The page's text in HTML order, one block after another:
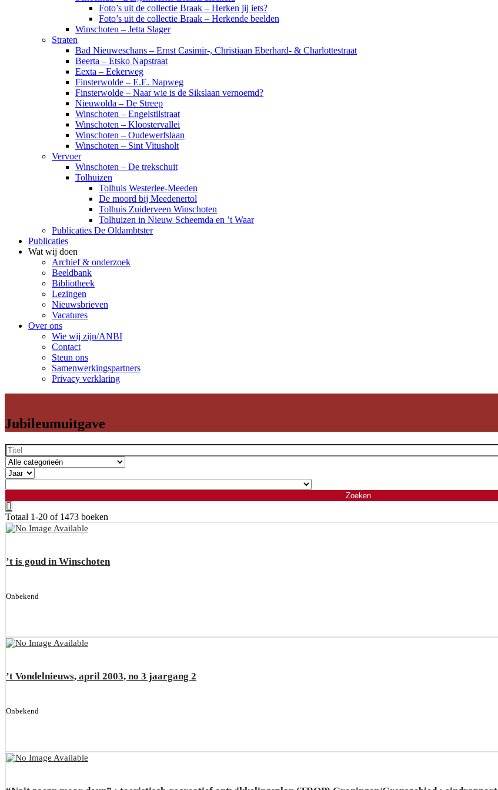
Foto’s uit de collectie Braak – Herken jij iets?
Foto’s uit de collectie Braak – Herkende beelden
Winschoten – Jetta Slager
Straten
Bad Nieuweschans – Ernst Casimir-, Christiaan Eberhard- & Charlottestraat
Beerta – Etsko Napstraat
Eexta – Eekerweg
Finsterwolde – E.E. Napweg
Finsterwolde – Naar wie is de Sikslaan vernoemd?
Nieuwolda – De Streep
Winschoten – Engelstilstraat
Winschoten – Kloostervallei
Winschoten – Oudewerfslaan
Winschoten – Sint Vitusholt
Vervoer
Winschoten – De trekschuit
Tolhuizen
Tolhuis Westerlee-Meeden
De moord bij Meedenertol
Tolhuis Zuiderveen Winschoten
Tolhuizen in Nieuw Scheemda en ’t Waar
Publicaties De Oldambtster
Publicaties
Wat wij doen
Archief & onderzoek
Beeldbank
Bibliotheek
Lezingen
Nieuwsbrieven
Vacatures
Over ons
Wie wij zijn/ANBI
Contact
Steun ons
Samenwerkingspartners
Privacy verklaring
Jubileumuitgave
Totaal 1-20 of 1473 boeken
’t is goud in Winschoten
Onbekend
’t Vondelnieuws, april 2003, no 3 jaargang 2
Onbekend